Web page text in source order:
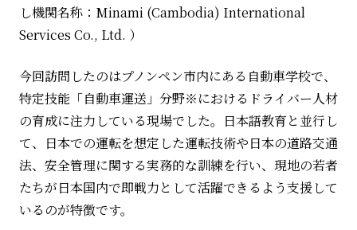
し機関名称： Minami (Cambodia) International
Services Co., Ltd. ）
今回訪問したのはプノンペン市内にある自動車学校で、
特定技能「自動車運送」分野※におけるドライバー人材
の育成に注力している現場でした。日本語教育と並行し
て、日本での運転を想定した運転技術や日本の道路交通
法、安全管理に関する実務的な訓練を行い、現地の若者
たちが日本国内で即戦力として活躍できるよう支援して
いるのが特徴です。